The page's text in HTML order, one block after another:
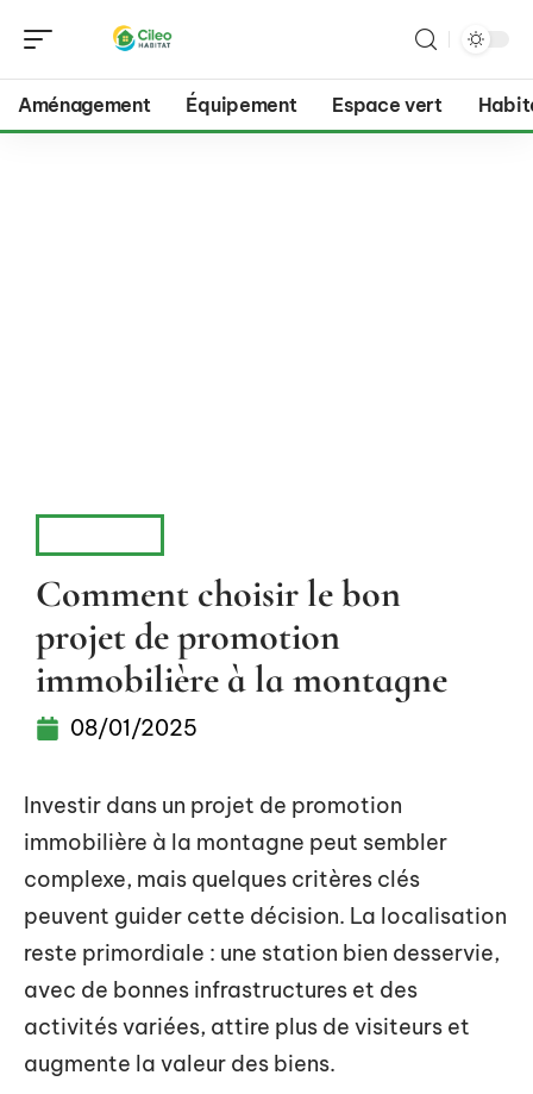
Aménagement Équipement Espace vert
Comment choisir le bon
projet de promotion
immobilière à la montagne
08/01/2025
Investir dans un projet de promotion
immobilière à la montagne peut sembler
complexe, mais quelques critères clés
peuvent guider cette décision. La localisation
reste primordiale : une station bien desservie,
avec de bonnes infrastructures et des
activités variées, attire plus de visiteurs et
augmente la valeur des biens.